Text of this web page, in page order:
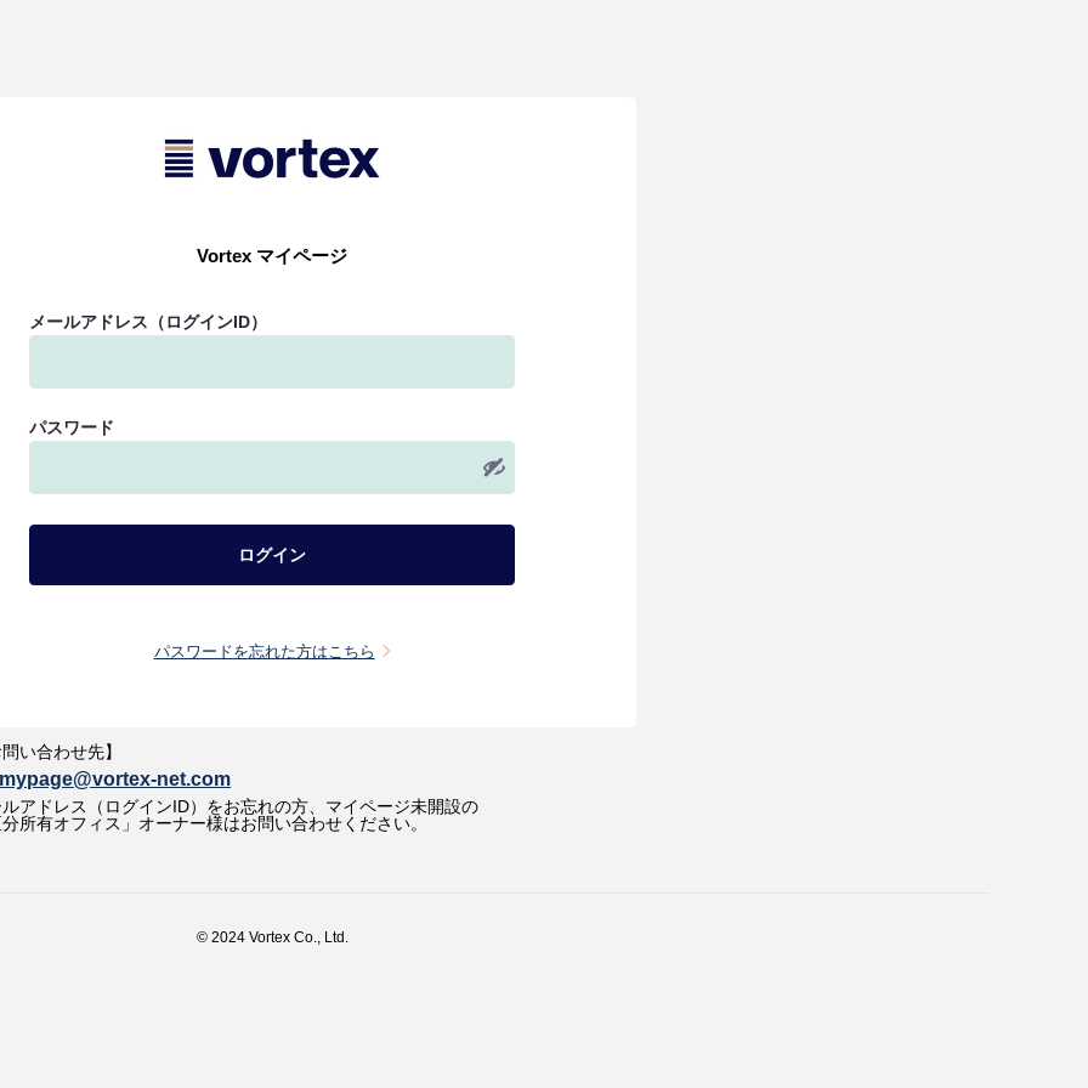
Vortex マイページ
ログイン
メールアドレス（ログインID）
パスワード
ログイン
パスワードを忘れた方はこちら
問い合わせ先】
mypage@vortex-net.com
ルアドレス（ログインID）をお忘れの方、マイページ未開設の
分所有オフィス」オーナー様はお問い合わせください。
© 2024 Vortex Co., Ltd.